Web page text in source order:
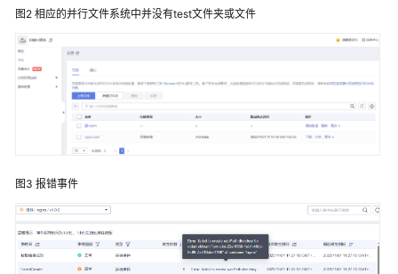
用
指
实
API
参
图2 相应的并行文件系统中并没有test文件夹或文件
图3 报错事件